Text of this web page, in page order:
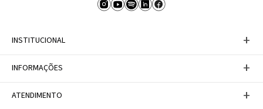
INSTITUCIONAL +
A Marca
Trabalhe conosco
INFORMAÇÕES +
Política de Privacidade
ATENDIMENTO +